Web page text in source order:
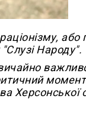
або
Народу".